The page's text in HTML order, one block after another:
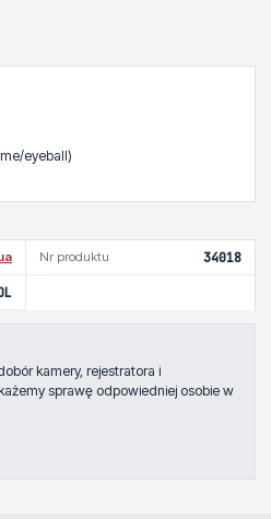
eyeball)
Nr produktu 34018
kamery, rejestratora i
sprawę odpowiedniej osobie w